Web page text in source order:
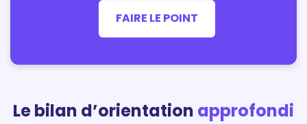
FAIRE LE POINT
Le bilan d’orientation approfondi